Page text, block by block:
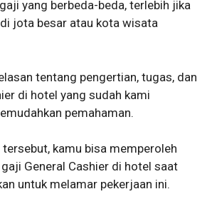
yang berbeda-beda, terlebih jika
jota besar atau kota wisata
tentang pengertian, tugas, dan
di hotel yang sudah kami
pemahaman.
kamu bisa memperoleh
General Cashier di hotel saat
untuk melamar pekerjaan ini.